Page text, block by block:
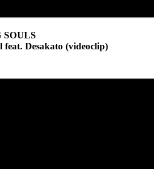
SOULS
Desakato (videoclip)